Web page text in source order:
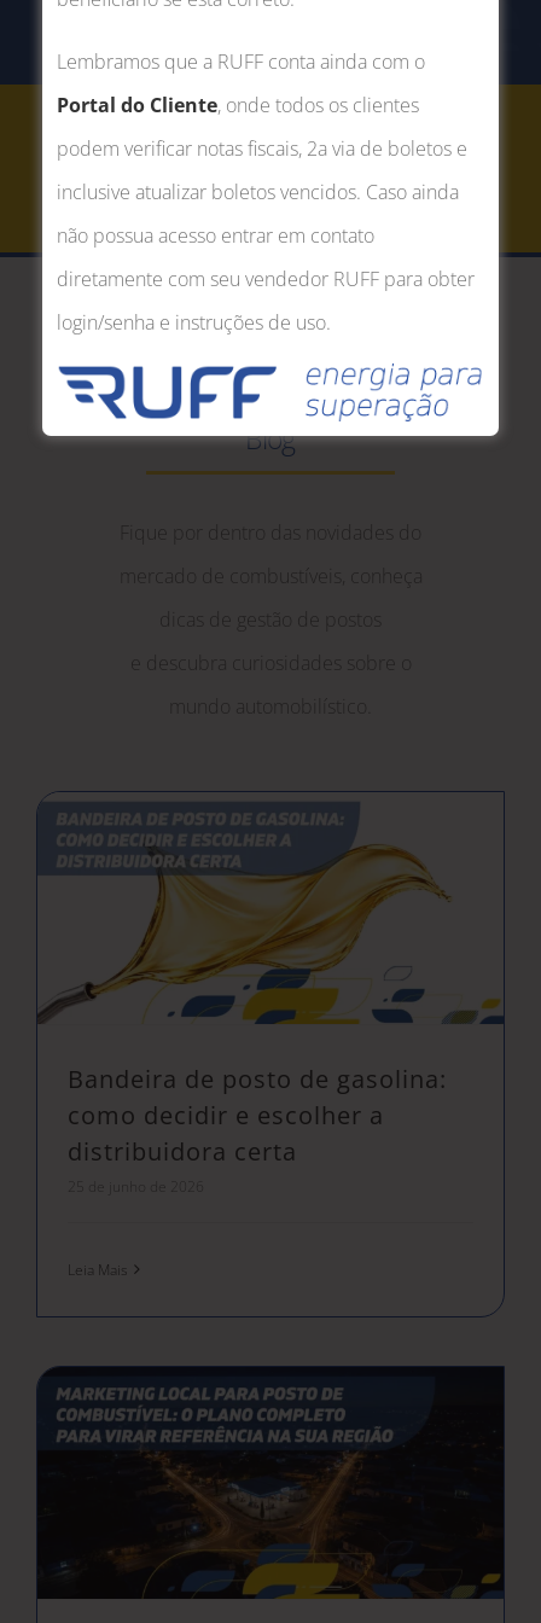
Conheça nosso TRR Sigo
Blog
Fique por dentro das novidades do
mercado de combustíveis, conheça
dicas de gestão de postos
e descubra curiosidades sobre o
mundo automobilístico.
Bandeira de posto de gasolina:
como decidir e escolher a
distribuidora certa
25 de junho de 2026
Leia Mais
Lembramos que a RUFF conta ainda com o
Portal do Cliente, onde todos os clientes
podem verificar notas fiscais, 2a via de boletos e
inclusive atualizar boletos vencidos. Caso ainda
não possua acesso entrar em contato
diretamente com seu vendedor RUFF para obter
login/senha e instruções de uso.